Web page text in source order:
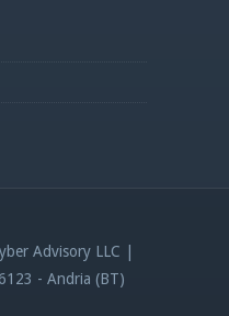
Advisory LLC |
- Andria (BT)